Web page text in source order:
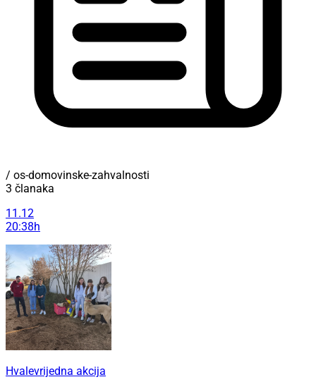
/ os-domovinske-zahvalnosti
3 članaka
11.12
20:38h
Hvalevrijedna akcija